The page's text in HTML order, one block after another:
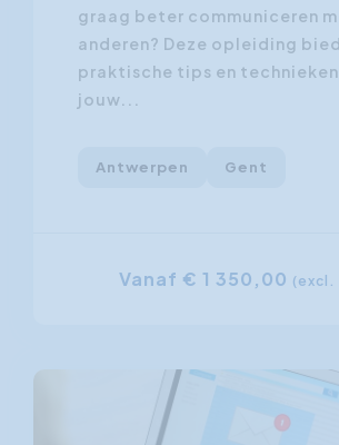
graag beter communiceren
anderen? Deze opleiding
praktische tips en
jouw...
Antwerpen Gent
Vanaf € 1 350,00 (excl.